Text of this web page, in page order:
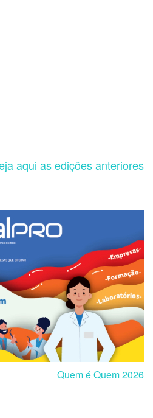
aqui as edições anteriores
Quem é Quem 2026